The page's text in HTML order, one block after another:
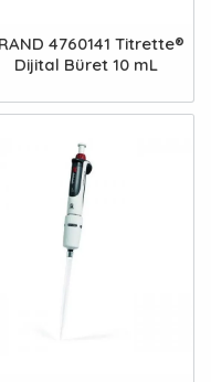
4760141 Titrette®
Dijital Büret 10 mL